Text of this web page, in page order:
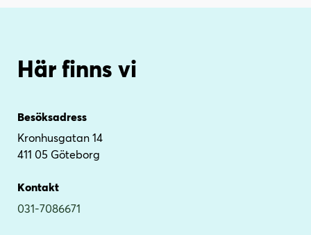
Här finns vi
Besöksadress
Kronhusgatan 14
411 05 Göteborg
Kontakt
031-7086671